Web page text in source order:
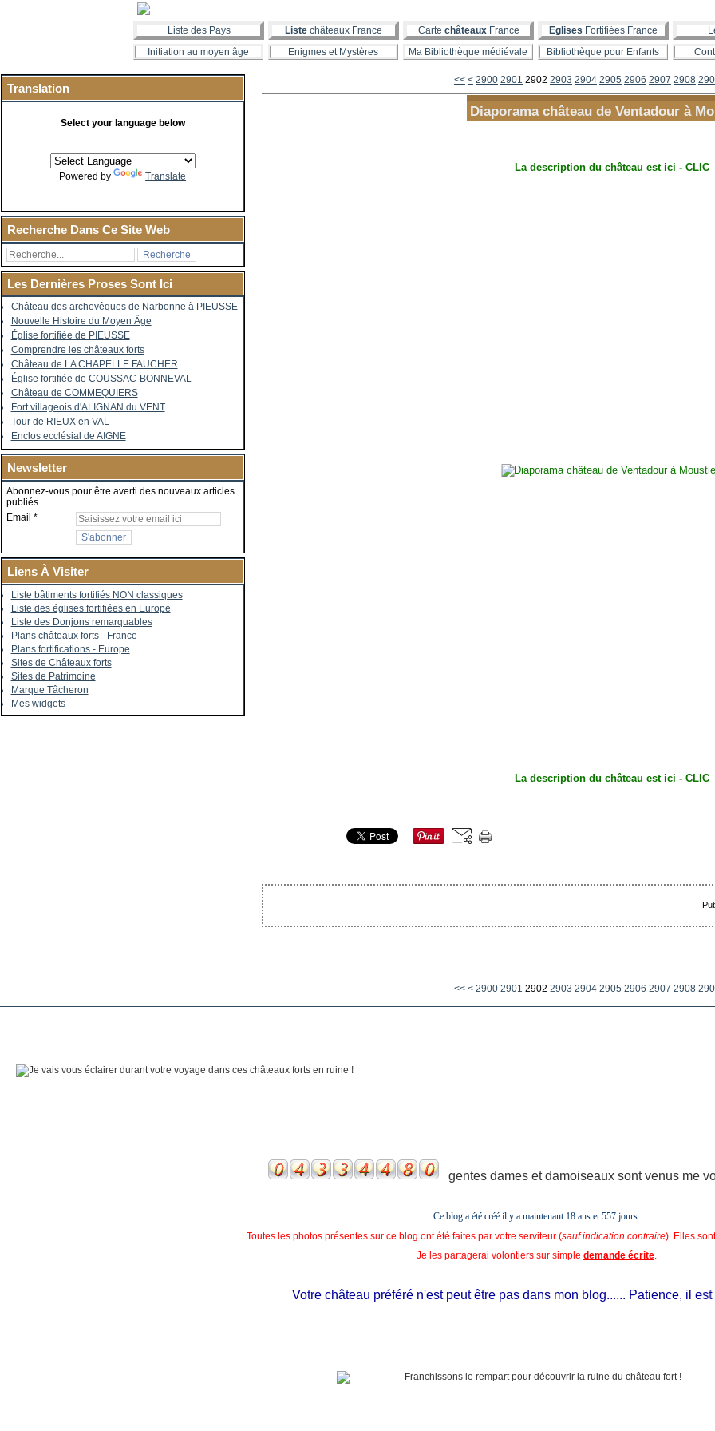
Liste des Pays Liste châteaux France Carte châteauxFrance Eglises Fortifiées France
Initiation au moyen âge
Enigmes et Mystères Ma Bibliothèque médiévale Bibliothèque pour Enfants
Translation
Select your language below
Powered by Translate
Recherche Dans Ce Site Web
Les Dernières Proses Sont Ici
Château des archevêques de Narbonne à PIEUSSE
Nouvelle Histoire du Moyen Âge
Église fortifiée de PIEUSSE
Comprendre les châteaux forts
Château de LA CHAPELLE FAUCHER
Église fortifiée de COUSSAC-BONNEVAL
Château de COMMEQUIERS
Fort villageois d'ALIGNAN du VENT
Tour de RIEUX en VAL
Enclos ecclésial de AIGNE
Newsletter
Abonnez-vous pour être averti des nouveaux articles
publiés.
Email
Liens À Visiter
Liste bâtiments fortifiés NON classiques
Liste des églises fortifiées en Europe
Liste des Donjons remarquables
Plans châteaux forts - France
Plans fortifications - Europe
Sites de Châteaux forts
Sites de Patrimoine
Marque Tâcheron
Mes widgets
<< < 2900 2901 2902 2903 2904 2905 2906 2907 2908
Diaporama château de Ventadour à
La description du château est ici - CLIC
La description du château est ici - CLIC
<< < 2900 2901 2902 2903 2904 2905 2906 2907 2908
gentes dames et damoiseaux sont venus me
Ce blog a été créé il y a maintenant 18 ans et557 jours.
Toutes les photos présentes sur ce blog ont été faites par votre serviteur (sauf indication contraire). Elles
Je les partagerai volontiers sur simple demande écrite.
Votre château préféré n'est peut être pas dans mon blog...... Patience, il est